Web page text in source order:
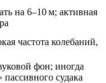
на 6–10 м; активная
частота колебаний,
фон; иногда
пассивного судака